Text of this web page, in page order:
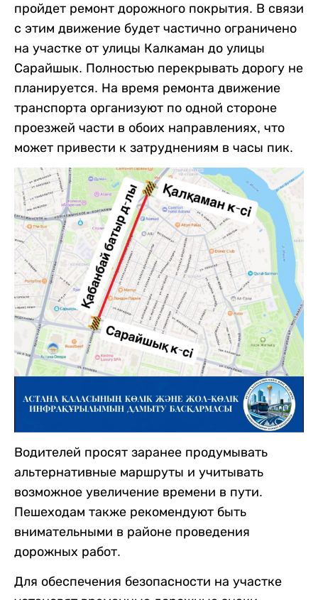
пройдет ремонт дорожного покрытия. В связи
с этим движение будет частично ограничено
на участке от улицы Калкаман до улицы
Сарайшык. Полностью перекрывать дорогу не
планируется. На время ремонта движение
транспорта организуют по одной стороне
проезжей части в обоих направлениях, что
может привести к затруднениям в часы пик.
Водителей просят заранее продумывать
альтернативные маршруты и учитывать
возможное увеличение времени в пути.
Пешеходам также рекомендуют быть
внимательными в районе проведения
дорожных работ.
Для обеспечения безопасности на участке